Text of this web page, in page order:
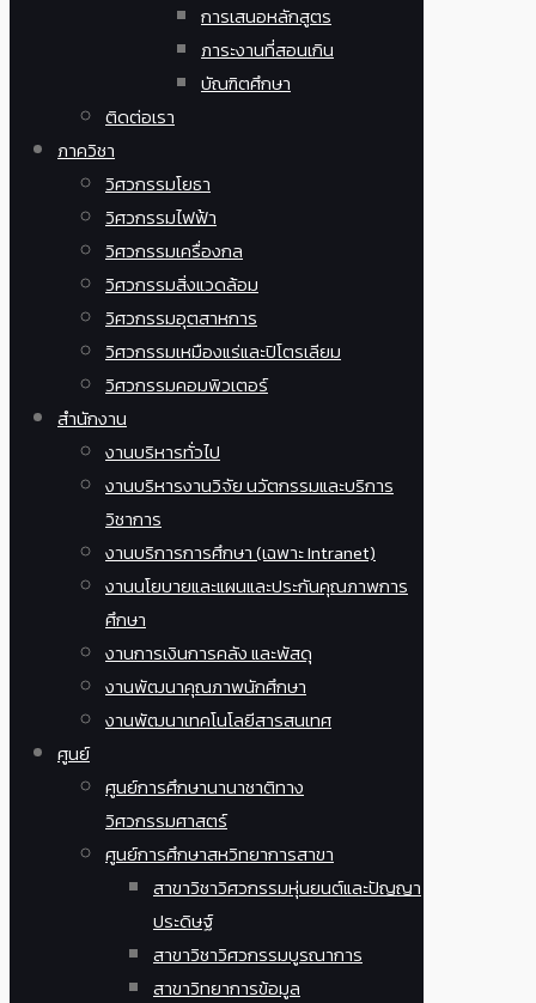
การเสนอหลักสูตร
ภาระงานที่สอนเกิน
บัณฑิตศึกษา
ติดต่อเรา
ภาควิชา
วิศวกรรมโยธา
วิศวกรรมไฟฟ้า
วิศวกรรมเครื่องกล
วิศวกรรมสิ่งแวดล้อม
วิศวกรรมอุตสาหการ
วิศวกรรมเหมืองแร่และปิโตรเลียม
วิศวกรรมคอมพิวเตอร์
สำนักงาน
งานบริหารทั่วไป
งานบริหารงานวิจัย นวัตกรรมและบริการ
วิชาการ
งานบริการการศึกษา (เฉพาะ Intranet)
งานนโยบายและแผนและประกันคุณภาพการ
ศึกษา
งานการเงินการคลัง และพัสดุ
งานพัฒนาคุณภาพนักศึกษา
งานพัฒนาเทคโนโลยีสารสนเทศ
ศูนย์
ศูนย์การศึกษานานาชาติทาง
วิศวกรรมศาสตร์
ศูนย์การศึกษาสหวิทยาการสาขา
สาขาวิชาวิศวกรรมหุ่นยนต์และปัญญา
ประดิษฐ์
สาขาวิชาวิศวกรรมบูรณาการ
สาขาวิทยาการข้อมูล